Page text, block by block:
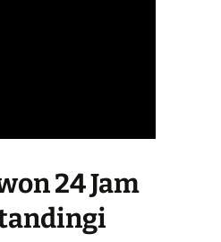
24 Jam